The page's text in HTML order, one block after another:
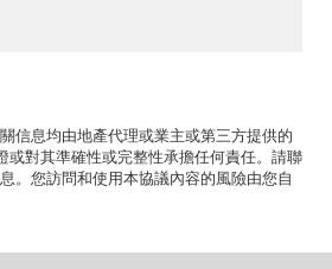
信息均由地產代理或業主或第三方提供的
或對其準確性或完整性承擔任何責任。請聯
。您訪問和使用本協議內容的風險由您自